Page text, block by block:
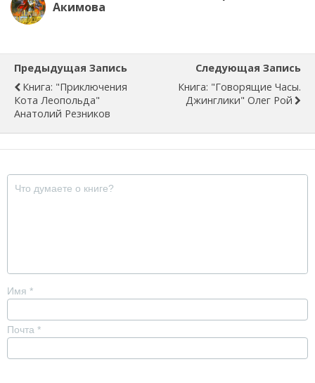
Акимова
Предыдущая Запись
Книга: "Приключения
Кота Леопольда"
Анатолий Резников
Следующая Запись
Книга: "Говорящие Часы.
Джинглики" Олег Рой
Имя *
Почта *